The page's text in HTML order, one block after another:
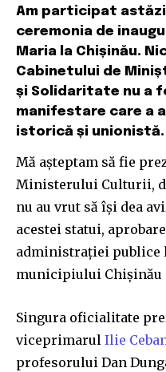
Am participat
ceremonia de
Maria la Chișinău.
Cabinetului de
și Solidaritate nu a
manifestare care a
istorică și unionistă.
Mă așteptam să fie
Ministerului Culturii,
nu au vrut să își dea
acestei statui,
administrației publice
municipiului Chișinău
Singura oficialitate
viceprimarul Ilie
profesorului Dan